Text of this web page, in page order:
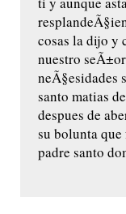
cosas la dijo y
nuestro
neÃ§esidades
santo matias
despues de
su bolunta
padre santo